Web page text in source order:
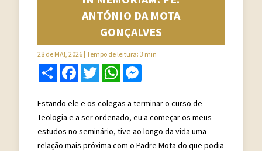
ANTÓNIO DA MOTA
GONÇALVES
28 de MAI, 2026 | Tempo de leitura: 3 min
Share FacebookTwitterWhatsApp
Estando ele e os colegas a terminar o curso de
Teologia e a ser ordenado, eu a começar os meus
estudos no seminário, tive ao longo da vida uma
relação mais próxima com o Padre Mota do que podia